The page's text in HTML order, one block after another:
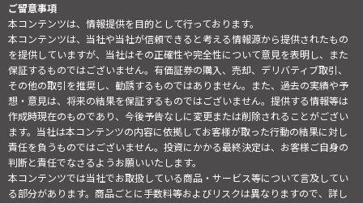
ご留意事項
本コンテンツは、情報提供を目的として行っております。
本コンテンツは、当社や当社が信頼できると考える情報源から提供されたもの
を提供していますが、当社はその正確性や完全性について意見を表明し、また
保証するものではございません。有価証券の購入、売却、デリバティブ取引、
その他の取引を推奨し、勧誘するものではありません。また、過去の実績や予
想・意見は、将来の結果を保証するものではございません。提供する情報等は
作成時現在のものであり、今後予告なしに変更または削除されることがござい
ます。当社は本コンテンツの内容に依拠してお客様が取った行動の結果に対し
責任を負うものではございません。投資にかかる最終決定は、お客様ご自身の
判断と責任でなさるようお願いいたします。
本コンテンツでは当社でお取扱している商品・サービス等について言及してい
る部分があります。商品ごとに手数料等およびリスクは異なりますので、詳し